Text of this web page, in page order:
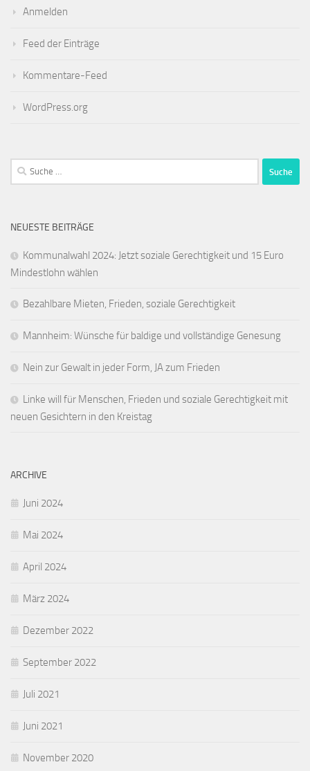
Anmelden
Feed der Einträge
Kommentare-Feed
WordPress.org
Suche
nach:
NEUESTE BEITRÄGE
Kommunalwahl 2024: Jetzt soziale Gerechtigkeit und 15 Euro
Mindestlohn wählen
Bezahlbare Mieten, Frieden, soziale Gerechtigkeit
Mannheim: Wünsche für baldige und vollständige Genesung
Nein zur Gewalt in jeder Form, JA zum Frieden
Linke will für Menschen, Frieden und soziale Gerechtigkeit mit
neuen Gesichtern in den Kreistag
ARCHIVE
Juni 2024
Mai 2024
April 2024
März 2024
Dezember 2022
September 2022
Juli 2021
Juni 2021
November 2020